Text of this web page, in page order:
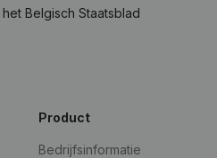
Belgisch Staatsblad
Product
Bedrijfsinformatie